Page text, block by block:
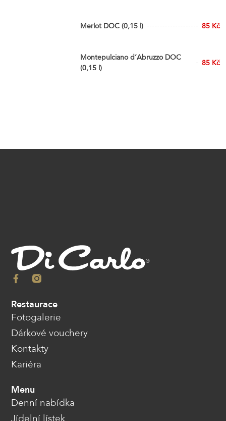
Merlot DOC (0,15 l) 85 Kč
Montepulciano d’Abruzzo DOC
(0,15 l)
85 Kč
Restaurace
Fotogalerie
Dárkové vouchery
Kontakty
Kariéra
Menu
Denní nabídka
Jídelní lístek